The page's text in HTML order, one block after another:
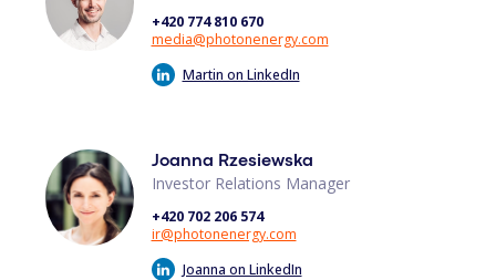
+420 774 810 670
media@photonenergy.com
Martin on LinkedIn
Joanna Rzesiewska
Investor Relations Manager
+420 702 206 574
ir@photonenergy.com
Joanna on LinkedIn